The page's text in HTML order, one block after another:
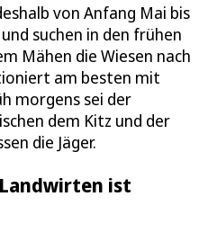
von Anfang Mai bis
suchen in den frühen
Mähen die Wiesen nach
am besten mit
morgens sei der
dem Kitz und der
die Jäger.
ist